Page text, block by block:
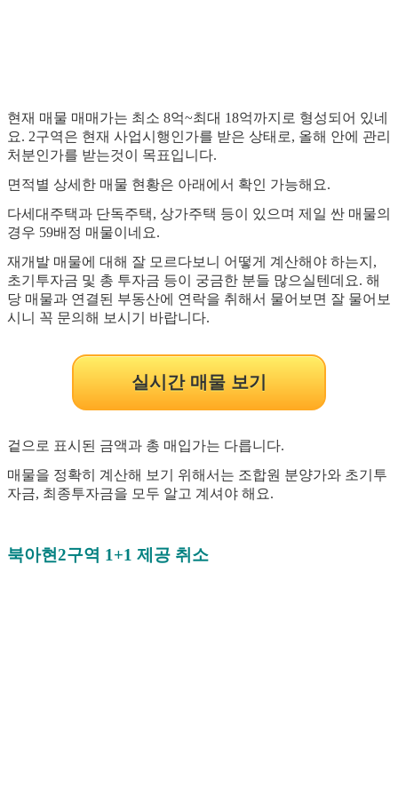
현재 매물 매매가는 최소 8억~최대 18억까지로 형성되어 있네
요. 2구역은 현재 사업시행인가를 받은 상태로, 올해 안에 관리
처분인가를 받는것이 목표입니다.
면적별 상세한 매물 현황은 아래에서 확인 가능해요.
다세대주택과 단독주택, 상가주택 등이 있으며 제일 싼 매물의
경우 59배정 매물이네요.
재개발 매물에 대해 잘 모르다보니 어떻게 계산해야 하는지,
초기투자금 및 총 투자금 등이 궁금한 분들 많으실텐데요. 해
당 매물과 연결된 부동산에 연락을 취해서 물어보면 잘 물어보
시니 꼭 문의해 보시기 바랍니다.
실시간 매물 보기
겉으로 표시된 금액과 총 매입가는 다릅니다.
매물을 정확히 계산해 보기 위해서는 조합원 분양가와 초기투
자금, 최종투자금을 모두 알고 계셔야 해요.
북아현2구역 1+1 제공 취소